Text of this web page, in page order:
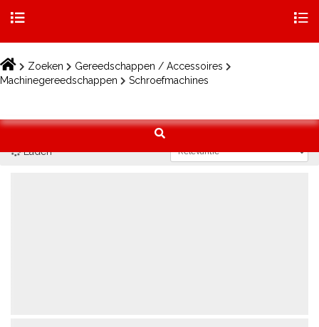
to
content
Zoeken
Gereedschappen / Accessoires
Machinegereedschappen
Schroefmachines
Laden